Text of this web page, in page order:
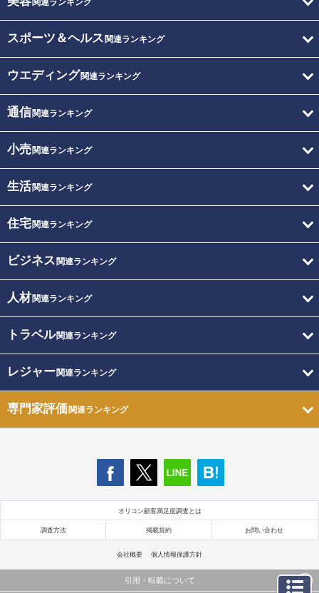
関連ランキング
スポーツ＆ヘルス 関連ランキング
ウエディング関連ランキング
通信関連ランキング
小売関連ランキング
生活関連ランキング
住宅関連ランキング
ビジネス 関連ランキング
人材関連ランキング
トラベル関連ランキング
レジャー関連ランキング
専門家評価関連ランキング
オリコン顧客満足度調査とは
調査方法 掲載規約 お問い合わせ
会社概要 個人情報保護方針
引用・転載について